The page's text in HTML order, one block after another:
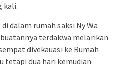
kali.
dalam rumah saksi Ny Wa
terdakwa melarikan
divekauasi ke Rumah
tetapi dua hari kemudian